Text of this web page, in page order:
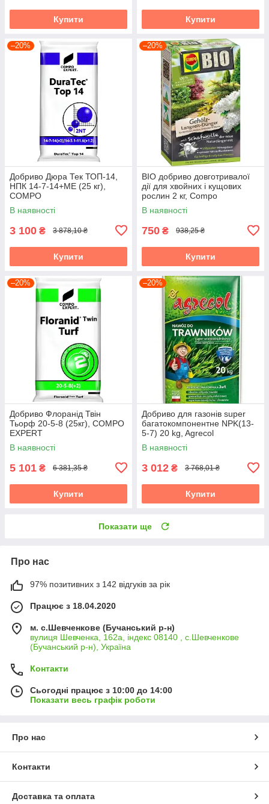
Купити Купити
–20%
Добриво Дюра Тек ТОП-14,
НПК 14-7-14+МЕ (25 кг),
COMPO
В наявності
3 100 ₴ 3 878,10 ₴
Купити
–20%
BIO добриво довготривалої
дії для хвойних і кущових
рослин 2 кг, Compo
В наявності
750 ₴ 938,25 ₴
Купити
–20%
Добриво Флоранід Твін
Тьорф 20-5-8 (25кг), COMPO
EXPERT
В наявності
5 101 ₴ 6 381,35 ₴
Купити
–20%
Добриво для газонів super
багатокомпонентне NPK(13-
5-7) 20 kg, Agrecol
В наявності
3 012 ₴ 3 768,01 ₴
Купити
Показати ще
Про нас
97% позитивних з 142 відгуків за рік
Працює з 18.04.2020
м. с.Шевченкове (Бучанський р-н)
вулиця Шевченка, 162а, індекс 08140 , с.Шевченкове
(Бучанський р-н), Україна
Контакти
Сьогодні працює з 10:00 до 14:00
Показати весь графік роботи
Про нас
Контакти
Доставка та оплата